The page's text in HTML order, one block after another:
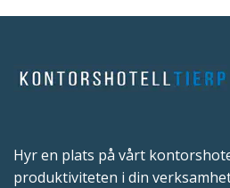
Hyr en plats på vårt
produktiviteten i din